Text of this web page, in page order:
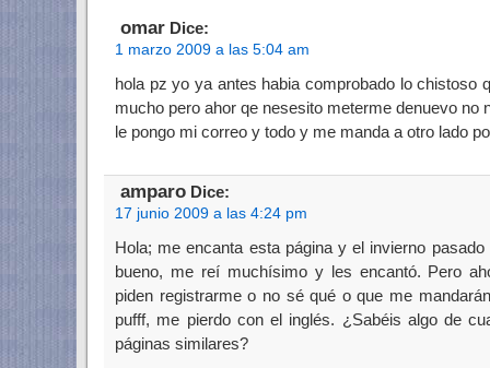
omar Dice:
1 marzo 2009 a las 5:04 am
hola pz yo ya antes habia comprobado lo chistoso
mucho pero ahor qe nesesito meterme denuevo no
le pongo mi correo y todo y me manda a otro lado
amparo Dice:
17 junio 2009 a las 4:24 pm
Hola; me encanta esta página y el invierno
bueno, me reí muchísimo y les encantó. Pero
piden registrarme o no sé qué o que me
pufff, me pierdo con el inglés. ¿Sabéis algo de
páginas similares?